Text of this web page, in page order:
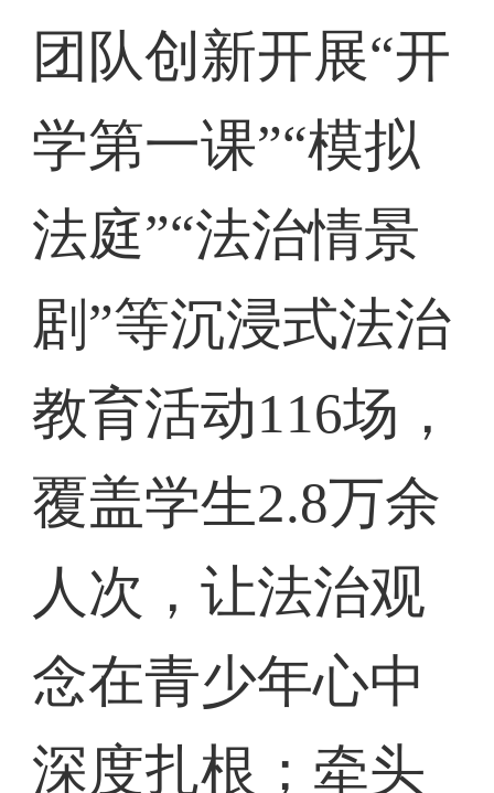
团队创新开展“开
学第一课”“模拟
法庭”“法治情景
剧”等沉浸式法治
教育活动116场，
覆盖学生2.8万余
人次，让法治观
念在青少年心中
深度扎根；牵头